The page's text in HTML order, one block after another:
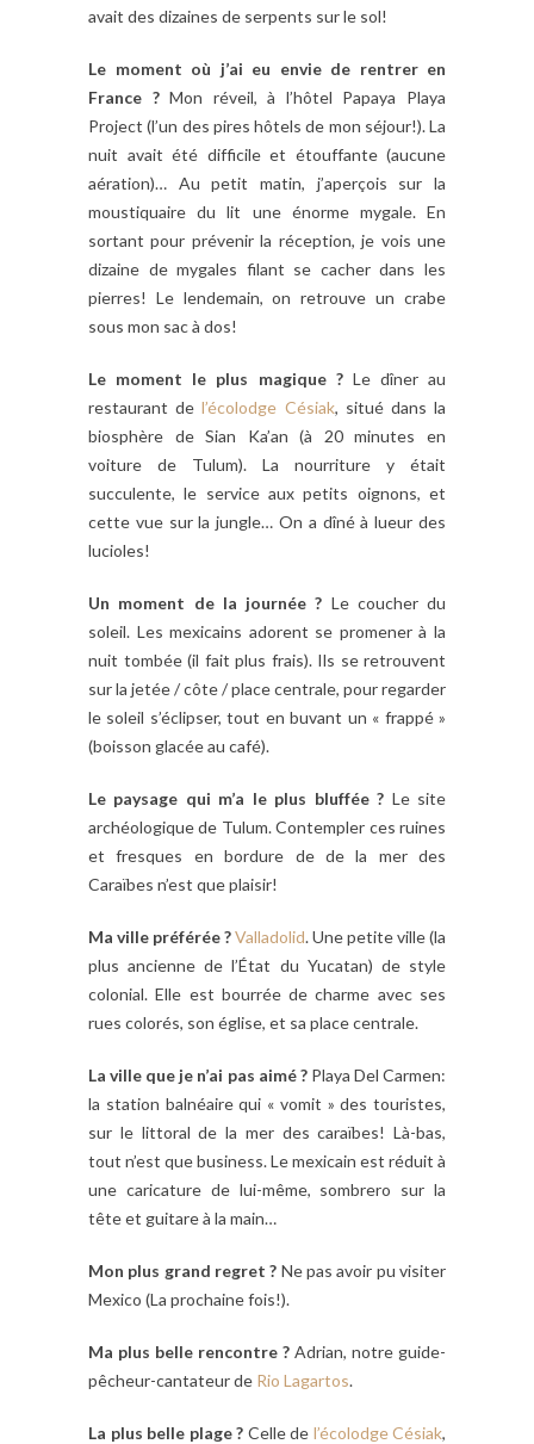
avait des dizaines de serpents sur le sol!
Le moment où j’ai eu envie de rentrer en
France ?Mon réveil, à l’hôtel Papaya Playa
Project (l’un des pires hôtels de mon séjour!). La
nuit avait été difficile et étouffante (aucune
aération)… Au petit matin, j’aperçois sur la
moustiquaire du lit une énorme mygale. En
sortant pour prévenir la réception, je vois une
dizaine de mygales filant se cacher dans les
pierres! Le lendemain, on retrouve un crabe
sous mon sac à dos!
Le moment le plus magique ?Le dîner au
restaurant del’écolodge Césiak, situé dans la
biosphère de Sian Ka’an (à 20 minutes en
voiture de Tulum). La nourriture y était
succulente, le service aux petits oignons, et
cette vue sur la jungle… On a dîné à lueur des
lucioles!
Un moment de la journée ? Le coucher du
soleil. Les mexicains adorent se promener à la
nuit tombée (il fait plus frais). Ils se retrouvent
sur la jetée / côte / place centrale, pour regarder
le soleil s’éclipser, tout en buvant un « frappé »
(boisson glacée au café).
Le paysage qui m’a le plus bluffée ? Le site
archéologique de Tulum. Contempler ces ruines
et fresques en bordure de de la mer des
Caraïbes n’est que plaisir!
Ma ville préférée ?Valladolid. Une petite ville (la
plus ancienne de l’État du Yucatan) de style
colonial. Elle est bourrée de charme avec ses
rues colorés, son église, et sa place centrale.
La ville que je n’ai pas aimé ?Playa Del Carmen:
la station balnéaire qui « vomit » des touristes,
sur le littoral de la mer des caraïbes! Là-bas,
tout n’est que business. Le mexicain est réduit à
une caricature de lui-même, sombrero sur la
tête et guitare à la main…
Mon plus grand regret ? Ne pas avoir pu visiter
Mexico (La prochaine fois!).
Ma plus belle rencontre ? Adrian, notre guide-
pêcheur-cantateur de Rio Lagartos.
La plus belle plage ? Celle de l’écolodge Césiak,